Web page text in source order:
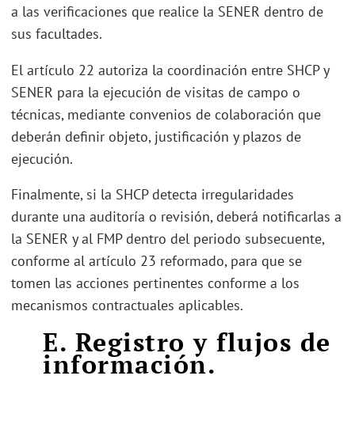
a las verificaciones que realice la SENER dentro de
sus facultades.
El artículo 22 autoriza la coordinación entre SHCP y
SENER para la ejecución de visitas de campo o
técnicas, mediante convenios de colaboración que
deberán definir objeto, justificación y plazos de
ejecución.
Finalmente, si la SHCP detecta irregularidades
durante una auditoría o revisión, deberá notificarlas a
la SENER y al FMP dentro del periodo subsecuente,
conforme al artículo 23 reformado, para que se
tomen las acciones pertinentes conforme a los
mecanismos contractuales aplicables.
E. Registro y flujos de
información.